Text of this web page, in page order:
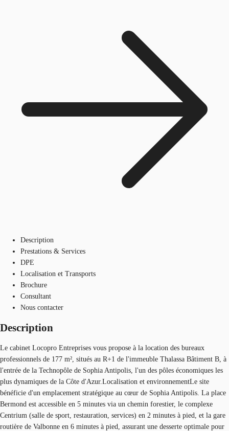
Description
Prestations & Services
DPE
Localisation et Transports
Brochure
Consultant
Nous contacter
Description
Le cabinet Locopro Entreprises vous propose à la location des bureaux
professionnels de 177 m², situés au R+1 de l'immeuble Thalassa Bâtiment B, à
l'entrée de la Technopôle de Sophia Antipolis, l'un des pôles économiques les
plus dynamiques de la Côte d'Azur.Localisation et environnementLe site
bénéficie d'un emplacement stratégique au cœur de Sophia Antipolis. La place
Bermond est accessible en 5 minutes via un chemin forestier, le complexe
Centrium (salle de sport, restauration, services) en 2 minutes à pied, et la gare
routière de Valbonne en 6 minutes à pied, assurant une desserte optimale pour